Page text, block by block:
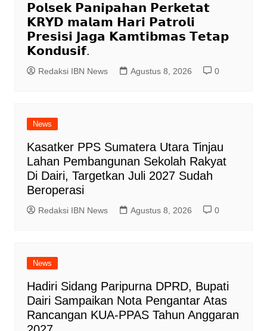
𝗣𝗼𝗹𝘀𝗲𝗸 𝗣𝗮𝗻𝗶𝗽𝗮𝗵𝗮𝗻 𝗣𝗲𝗿𝗸𝗲𝘁𝗮𝘁
𝗞𝗥𝗬𝗗 𝗺𝗮𝗹𝗮𝗺 𝗛𝗮𝗿𝗶 𝗣𝗮𝘁𝗿𝗼𝗹𝗶
𝗣𝗿𝗲𝘀𝗶𝘀𝗶 𝗝𝗮𝗴𝗮 𝗞𝗮𝗺𝘁𝗶𝗯𝗺𝗮𝘀 𝗧𝗲𝘁𝗮𝗽
𝗞𝗼𝗻𝗱𝘂𝘀𝗶𝗳.
Redaksi IBN News Agustus 8, 2026 0
News
Kasatker PPS Sumatera Utara Tinjau
Lahan Pembangunan Sekolah Rakyat
Di Dairi, Targetkan Juli 2027 Sudah
Beroperasi
Redaksi IBN News Agustus 8, 2026 0
News
Hadiri Sidang Paripurna DPRD, Bupati
Dairi Sampaikan Nota Pengantar Atas
Rancangan KUA-PPAS Tahun Anggaran